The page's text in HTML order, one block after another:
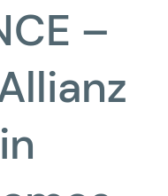
–